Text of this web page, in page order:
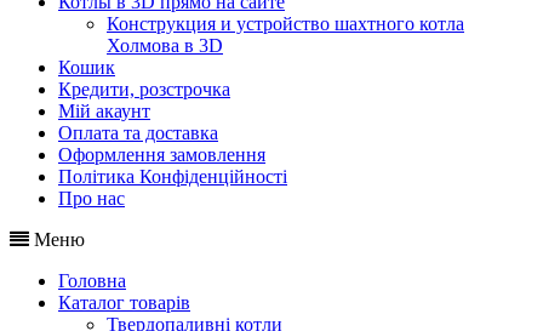
Конструкция и устройство шахтного котла
Холмова в 3D
Кошик
Кредити, розстрочка
Мій акаунт
Оплата та доставка
Оформлення замовлення
Політика Конфіденційності
Про нас
Меню
Головна
Каталог товарів
Твердопаливні котли